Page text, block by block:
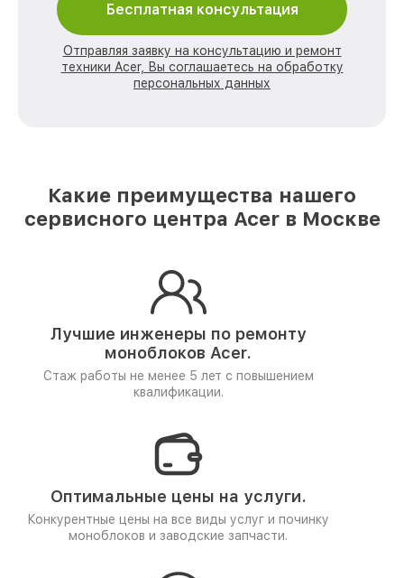
Бесплатная консультация
Отправляя заявку на консультацию и ремонт
техники Acer, Вы соглашаетесь на обработку
персональных данных
Какие преимущества нашего
сервисного центра Acer в Москве
Лучшие инженеры по ремонту
моноблоков Acer.
Стаж работы не менее 5 лет с повышением
квалификации.
Оптимальные цены на услуги.
Конкурентные цены на все виды услуг и починку
моноблоков и заводские запчасти.